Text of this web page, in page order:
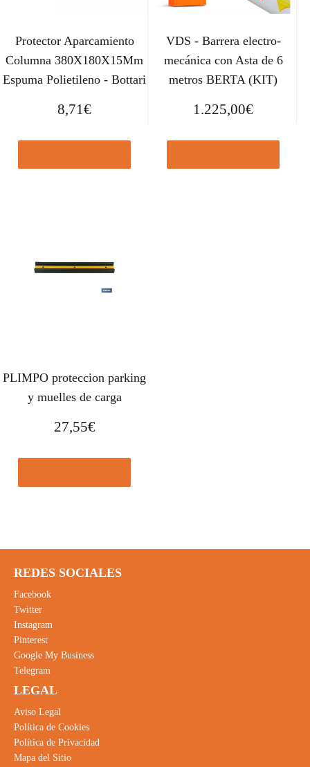
Protector Aparcamiento
Columna 380X180X15Mm
Espuma Polietileno - Bottari
8,71€
VDS - Barrera electro-
mecánica con Asta de 6
metros BERTA (KIT)
1.225,00€
PLIMPO proteccion parking
y muelles de carga
27,55€
REDES SOCIALES
Facebook
Twitter
Instagram
Pinterest
Google My Business
Telegram
LEGAL
Aviso Legal
Política de Cookies
Política de Privacidad
Mapa del Sitio